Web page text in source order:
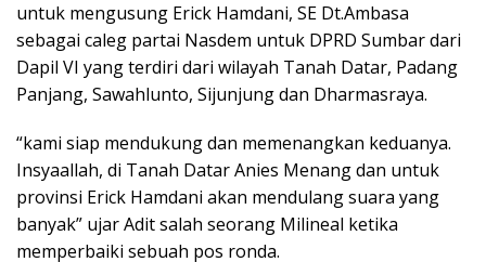
untuk mengusung Erick Hamdani, SE Dt.Ambasa
sebagai caleg partai Nasdem untuk DPRD Sumbar dari
Dapil VI yang terdiri dari wilayah Tanah Datar, Padang
Panjang, Sawahlunto, Sijunjung dan Dharmasraya.
“kami siap mendukung dan memenangkan keduanya.
Insyaallah, di Tanah Datar Anies Menang dan untuk
provinsi Erick Hamdani akan mendulang suara yang
banyak” ujar Adit salah seorang Milineal ketika
memperbaiki sebuah pos ronda.